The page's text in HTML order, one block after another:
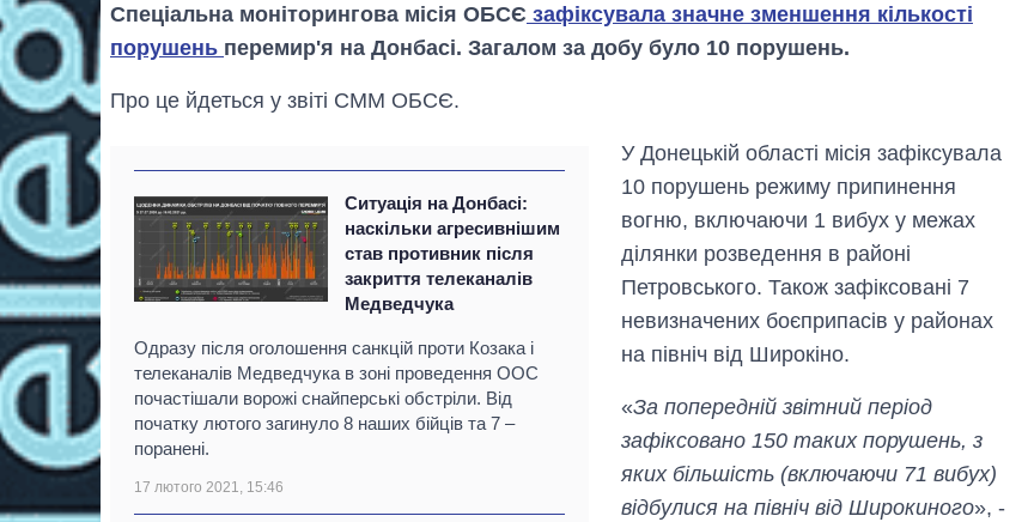
Спеціальна моніторингова місія ОБСЄ зафіксувала значне зменшення кількості
порушень перемир'я на Донбасі. Загалом за добу було 10 порушень.
Про це йдеться у звіті СММ ОБСЄ.
Ситуація на Донбасі:
наскільки агресивнішим
став противник після
закриття телеканалів
Медведчука
Одразу після оголошення санкцій проти Козака і
телеканалів Медведчука в зоні проведення ООС
почастішали ворожі снайперські обстріли. Від
початку лютого загинуло 8 наших бійців та 7 –
поранені.
17 лютого 2021, 15:46
У Донецькій області місія зафіксувала
10 порушень режиму припинення
вогню, включаючи 1 вибух у межах
ділянки розведення в районі
Петровського. Також зафіксовані 7
невизначених боєприпасів у районах
на північ від Широкіно.
«За попередній звітний період
зафіксовано 150 таких порушень, з
яких більшість (включаючи 71 вибух)
відбулися на північ від Широкиного», -
Вісім масованих
ударів по Україні
за літо: Київ та
область стали
головною ціллю